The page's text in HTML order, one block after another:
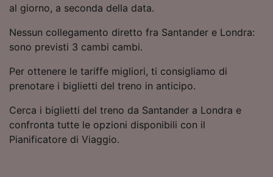
al giorno, a seconda della data.
Nessun collegamento diretto fra Santander e Londra:
sono previsti 3 cambi cambi.
Per ottenere le tariffe migliori, ti consigliamo di
prenotare i biglietti del treno in anticipo.
Cerca i biglietti del treno da Santander a Londra e
confronta tutte le opzioni disponibili con il
Pianificatore di Viaggio.